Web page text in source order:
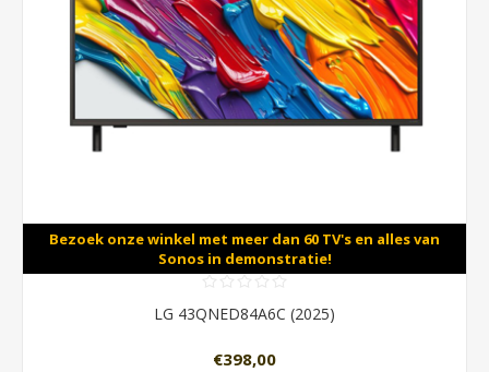
Bezoek onze winkel met meer dan 60 TV's en alles van
Sonos in demonstratie!
LG 43QNED84A6C (2025)
€398,00